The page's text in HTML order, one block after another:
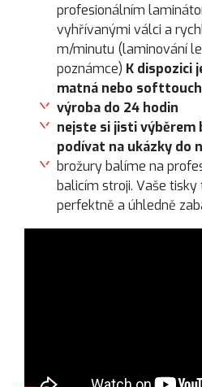
profesionálním
vyhřívanými válci a
m/minutu (laminování
poznámce) K dispozici
matná nebo
výroba do 24 hodin
nejste si jisti výběrem
podívat na ukázky do
brožury balíme na
balicím stroji. Vaše
perfektně a úhledně